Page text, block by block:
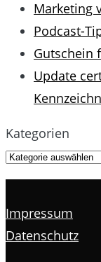
Marketing
Podcast-
Gutschein
Update
Kategorien
Impressum
Datenschutz